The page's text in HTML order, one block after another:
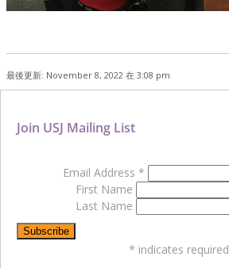
最後更新: November 8, 2022 在 3:08 pm
Join USJ Mailing List
Email Address *
First Name
Last Name
* indicates required